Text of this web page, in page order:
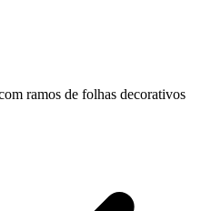
ramos de folhas decorativos